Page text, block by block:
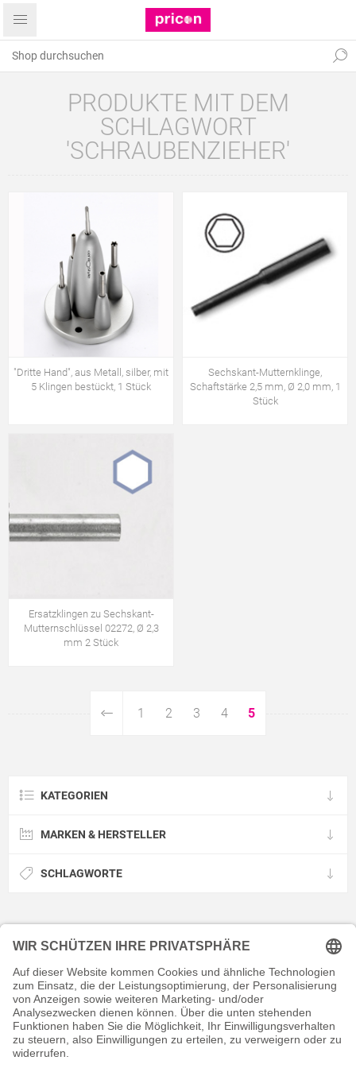
PRODUKTE MIT DEM
SCHLAGWORT
'SCHRAUBENZIEHER'
"Dritte Hand", aus Metall, silber, mit
5 Klingen bestückt, 1 Stück
Sechskant-Mutternklinge,
Schaftstärke 2,5 mm, Ø 2,0 mm, 1
Stück
Ersatzklingen zu Sechskant-
Mutternschlüssel 02272, Ø 2,3
mm 2 Stück
1 2 3 4 5
KATEGORIEN
MARKEN & HERSTELLER
SCHLAGWORTE
KONTAKT